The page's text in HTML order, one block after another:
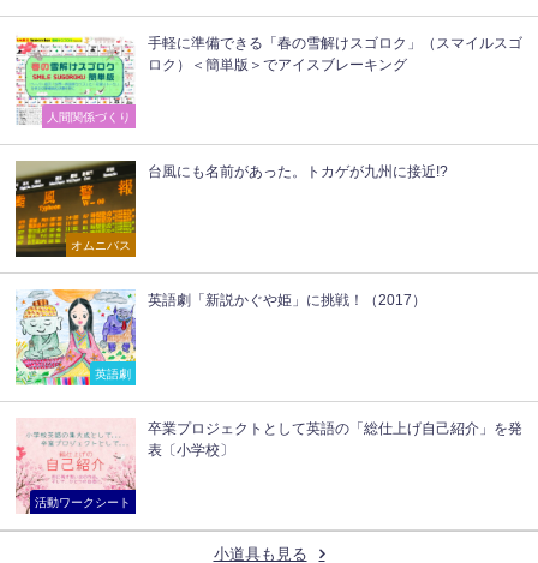
人間関係づくり
手軽に準備できる「春の雪解けスゴロク」（スマイルスゴ
ロク）＜簡単版＞でアイスブレーキング
オムニバス
台風にも名前があった。トカゲが九州に接近!?
英語劇
英語劇「新説かぐや姫」に挑戦！（2017）
活動ワークシート
卒業プロジェクトとして英語の「総仕上げ自己紹介」を発
表〔小学校〕
小道具も見る